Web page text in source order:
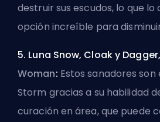
destruir sus escudos, lo que
opción increíble para
5. Luna Snow, Cloak y
Woman: Estos sanadores
Storm gracias a su habilidad
curación en área, que puede